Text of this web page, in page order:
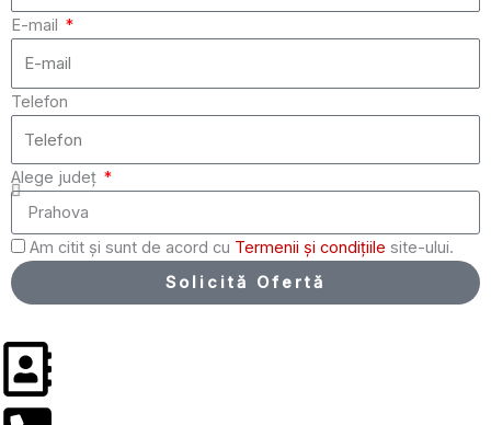
E-mail
Telefon
Alege județ
Am citit și sunt de acord cu Termenii și condițiile site-ului.
Solicită Ofertă